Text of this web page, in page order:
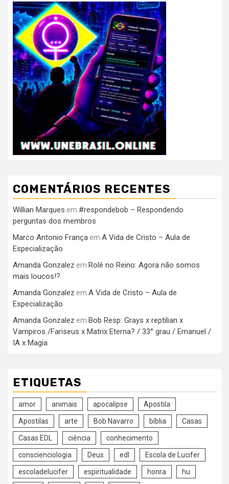
COMENTÁRIOS RECENTES
Willian Marques em #respondebob – Respondendo
perguntas dos membros
Marco Antonio França em A Vida de Cristo – Aula de
Especialização
Amanda Gonzalez em Rolê no Reino: Agora não somos
mais loucos!?
Amanda Gonzalez em A Vida de Cristo – Aula de
Especialização
Amanda Gonzalez em Bob Resp: Grays x reptilian x
Vampiros /Fariseus x Matrix Eterna? / 33° grau / Emanuel /
IA x Magia
ETIQUETAS
amor animais apocalipse Apostila
Apostilas arte Bob Navarro bíblia Casas
Casas EDL ciência conhecimento
conscienciologia Deus edl Escola de Lucifer
escoladelucifer espiritualidade honra hu